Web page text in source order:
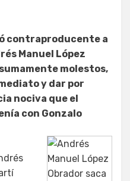
contraproducente a
Manuel López
molestos,
y dar por
nociva que el
con Gonzalo